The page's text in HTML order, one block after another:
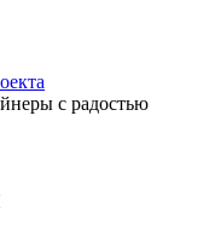
с радостью